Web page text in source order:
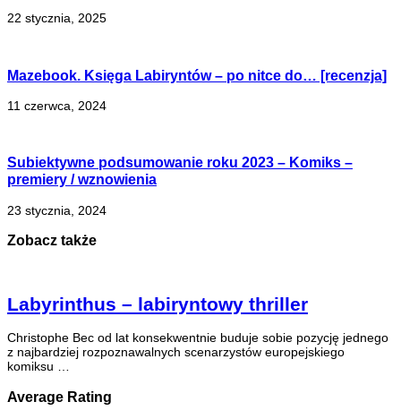
22 stycznia, 2025
Mazebook. Księga Labiryntów – po nitce do… [recenzja]
11 czerwca, 2024
Subiektywne podsumowanie roku 2023 – Komiks –
premiery / wznowienia
23 stycznia, 2024
Zobacz także
Labyrinthus – labiryntowy thriller
Christophe Bec od lat konsekwentnie buduje sobie pozycję jednego
z najbardziej rozpoznawalnych scenarzystów europejskiego
komiksu …
Average Rating